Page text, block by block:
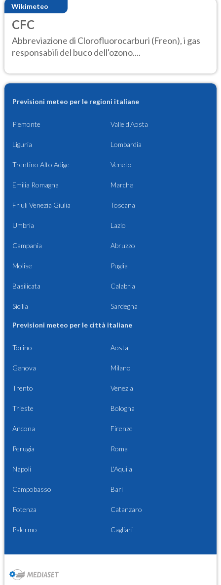
Wikimeteo
CFC
Abbreviazione di Clorofluorocarburi (Freon), i gas
responsabili del buco dell'ozono....
Previsioni meteo per le regioni italiane
Piemonte Valle d'Aosta
Liguria Lombardia
Trentino Alto Adige Veneto
Emilia Romagna Marche
Friuli Venezia Giulia Toscana
Umbria Lazio
Campania Abruzzo
Molise Puglia
Basilicata Calabria
Sicilia Sardegna
Previsioni meteo per le città italiane
Torino Aosta
Genova Milano
Trento Venezia
Trieste Bologna
Ancona Firenze
Perugia Roma
Napoli L'Aquila
Campobasso Bari
Potenza Catanzaro
Palermo Cagliari